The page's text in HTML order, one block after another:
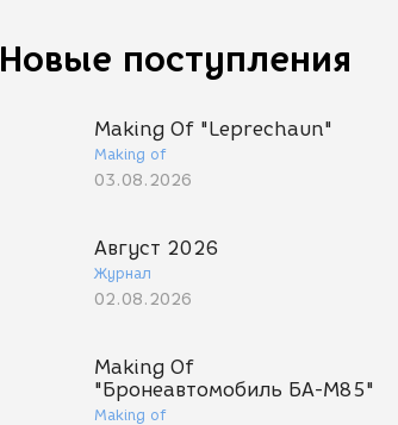
Новые поступления
Making Of "Leprechaun"
Making of
03.08.2026
Август 2026
Журнал
02.08.2026
Making Of
"Бронеавтомобиль БА-М85"
Making of